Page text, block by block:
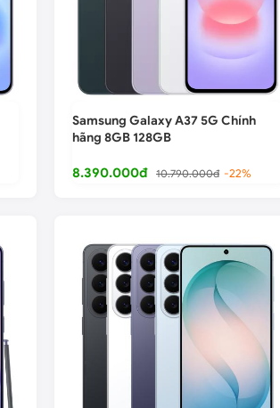
Samsung Galaxy A37 5G Chính
hãng 8GB 128GB
8.390.000đ 10.790.000đ -22%